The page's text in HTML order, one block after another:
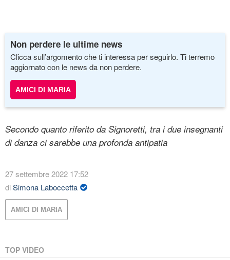
Non perdere le ultime news
Clicca sull’argomento che ti interessa per seguirlo. Ti terremo
aggiornato con le news da non perdere.
AMICI DI MARIA
Secondo quanto riferito da Signoretti, tra i due insegnanti
di danza ci sarebbe una profonda antipatia
27 settembre 2022 17:52
diSimona Laboccetta
AMICI DI MARIA
TOP VIDEO